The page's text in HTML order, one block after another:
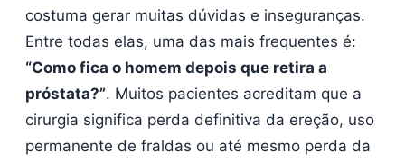
costuma gerar muitas dúvidas e inseguranças.
Entre todas elas, uma das mais frequentes é:
“Como fica o homem depois que retira a
próstata?”. Muitos pacientes acreditam que a
cirurgia significa perda definitiva da ereção, uso
permanente de fraldas ou até mesmo perda da